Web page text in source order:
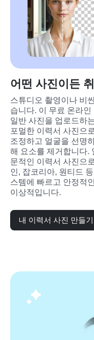
어떤 사진이든
스튜디오 촬영이나 비
습니다. 이 무료 온라
일반 사진을 업로드하
포멀한 이력서 사진으
조정하고 얼굴을 선명
해 요소를 제거합니다.
문적인 이력서 사진으
인, 잡코리아, 원티드
스템에 빠르고 안정적
이상적입니다.
내 이력서 사진 만들기